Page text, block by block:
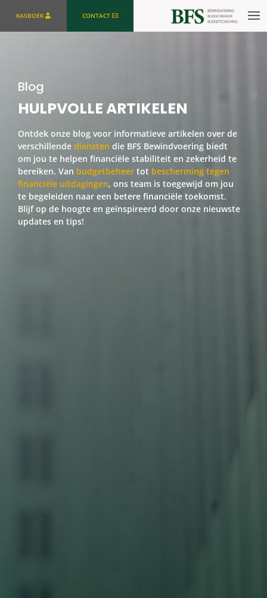
KASBOEK CONTACT
Blog
HULPVOLLE ARTIKELEN
Ontdek onze blog voor informatieve artikelen over de
verschillendediensten die BFS Bewindvoering biedt
om jou te helpen financiële stabiliteit en zekerheid te
bereiken. Van budgetbeheer tot bescherming tegen
financiële uitdagingen, ons team is toegewijd om jou
te begeleiden naar een betere financiële toekomst.
Blijf op de hoogte en geïnspireerd door onze nieuwste
updates en tips!